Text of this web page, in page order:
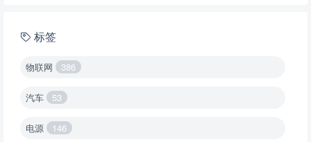
标签
物联网 386
汽车 53
电源 146